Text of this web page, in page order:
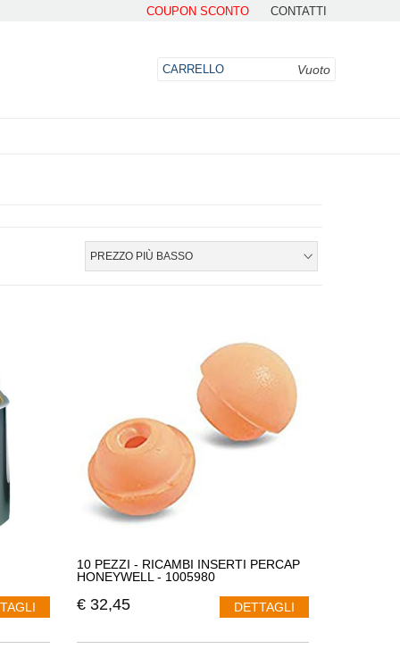
COUPON SCONTO CONTATTI
CARRELLO Vuoto
PREZZO PIÙ BASSO
10 PEZZI - RICAMBI INSERTI PERCAP
HONEYWELL - 1005980
€ 32,45 DETTAGLI